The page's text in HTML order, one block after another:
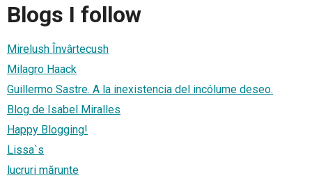
Blogs I follow
Mirelush Învârtecush
Milagro Haack
Guillermo Sastre. A la inexistencia del incólume deseo.
Blog de Isabel Miralles
Happy Blogging!
Lissa`s
lucruri mărunte